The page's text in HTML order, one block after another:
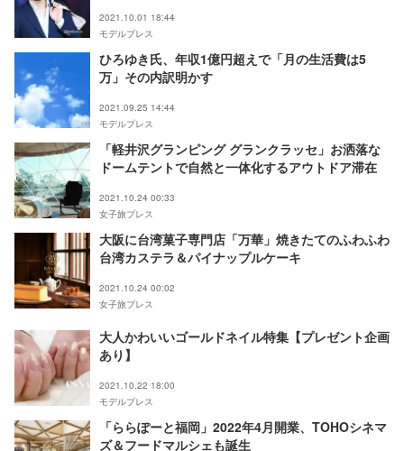
2021.10.01 18:44
モデルプレス
ひろゆき氏、年収1億円超えで「月の生活費は5
万」その内訳明かす
2021.09.25 14:44
モデルプレス
「軽井沢グランピング グランクラッセ」お洒落な
ドームテントで自然と一体化するアウトドア滞在
2021.10.24 00:33
女子旅プレス
大阪に台湾菓子専門店「万華」焼きたてのふわふわ
台湾カステラ＆パイナップルケーキ
2021.10.24 00:02
女子旅プレス
大人かわいいゴールドネイル特集【プレゼント企画
あり】
2021.10.22 18:00
モデルプレス
「ららぽーと福岡」2022年4月開業、TOHOシネマ
ズ＆フードマルシェも誕生